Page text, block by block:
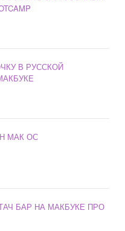
В РУССКОЙ
МАК ОС
БАР НА МАКБУКЕ ПРО